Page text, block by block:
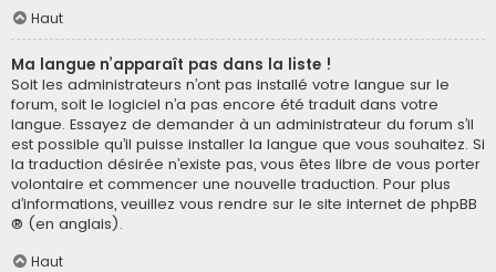
Haut
Ma langue n’apparaît pas dans la liste !
Soit les administrateurs n’ont pas installé votre langue sur le
forum, soit le logiciel n’a pas encore été traduit dans votre
langue. Essayez de demander à un administrateur du forum s’il
est possible qu’il puisse installer la langue que vous souhaitez. Si
la traduction désirée n’existe pas, vous êtes libre de vous porter
volontaire et commencer une nouvelle traduction. Pour plus
d’informations, veuillez vous rendre sur le site internet de phpBB
® (en anglais).
Haut